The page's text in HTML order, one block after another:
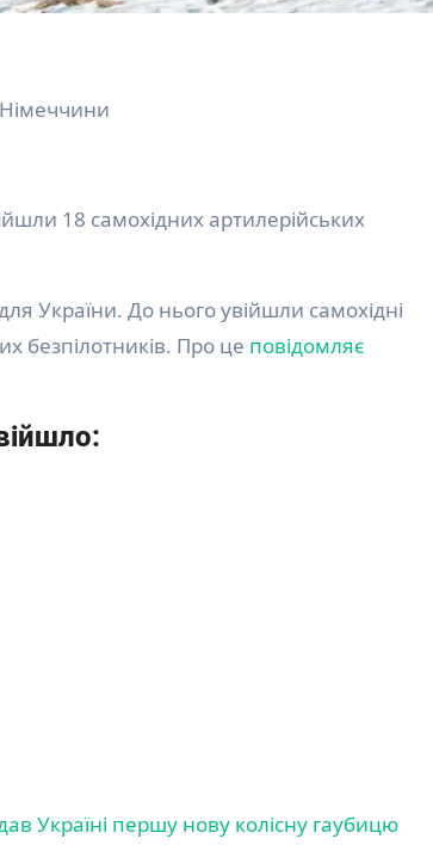
Німеччини
18 самохідних артилерійських
України. До нього увійшли самохідні
безпілотників. Про це повідомляє
Україні першу нову колісну гаубицю